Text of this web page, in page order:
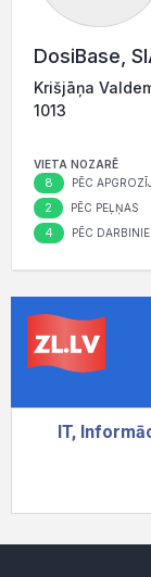
DosiBase,
Krišjāņa
1013
VIETA NOZARĒ
8 PĒC
2 PĒC PEĻŅAS
4 PĒC